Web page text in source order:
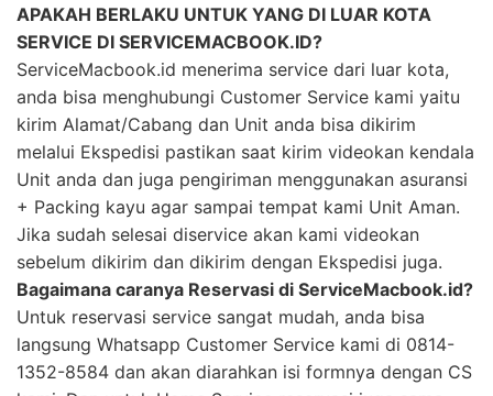
APAKAH BERLAKU UNTUK YANG DI LUAR KOTA
SERVICE DI SERVICEMACBOOK.ID?
ServiceMacbook.id menerima service dari luar kota,
anda bisa menghubungi Customer Service kami yaitu
kirim Alamat/Cabang dan Unit anda bisa dikirim
melalui Ekspedisi pastikan saat kirim videokan kendala
Unit anda dan juga pengiriman menggunakan asuransi
+ Packing kayu agar sampai tempat kami Unit Aman.
Jika sudah selesai diservice akan kami videokan
sebelum dikirim dan dikirim dengan Ekspedisi juga.
Bagaimana caranya Reservasi di ServiceMacbook.id?
Untuk reservasi service sangat mudah, anda bisa
langsung Whatsapp Customer Service kami di 0814-
1352-8584 dan akan diarahkan isi formnya dengan CS